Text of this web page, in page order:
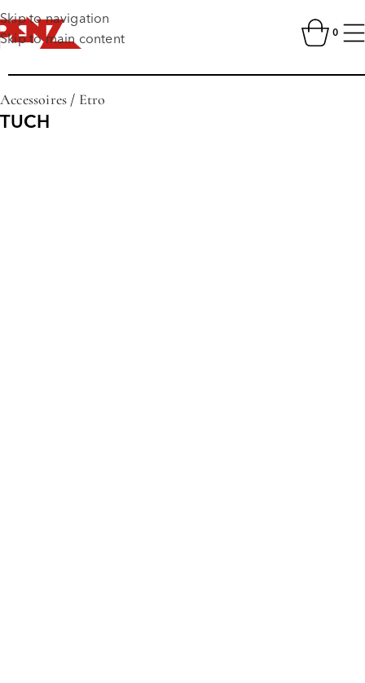
Skip to navigation
Skip to main content
0
Accessoires / Etro
TUCH